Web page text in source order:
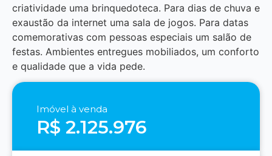
criatividade uma brinquedoteca. Para dias de chuva e
exaustão da internet uma sala de jogos. Para datas
comemorativas com pessoas especiais um salão de
festas. Ambientes entregues mobiliados, um conforto
e qualidade que a vida pede.
Imóvel à venda
R$ 2.125.976